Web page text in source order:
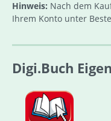
Hinweis: Nach dem
Ihrem Konto unter
Digi.Buch